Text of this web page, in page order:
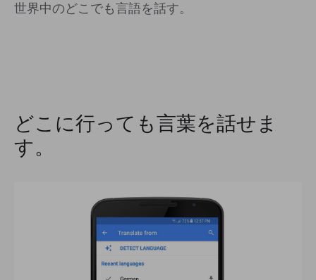
世界中のどこでも言語を話す。
どこに行っても言葉を話せま
す。